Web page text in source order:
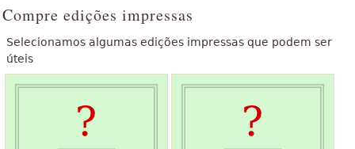
Compre edições impressas
Selecionamos algumas edições impressas que podem ser
úteis